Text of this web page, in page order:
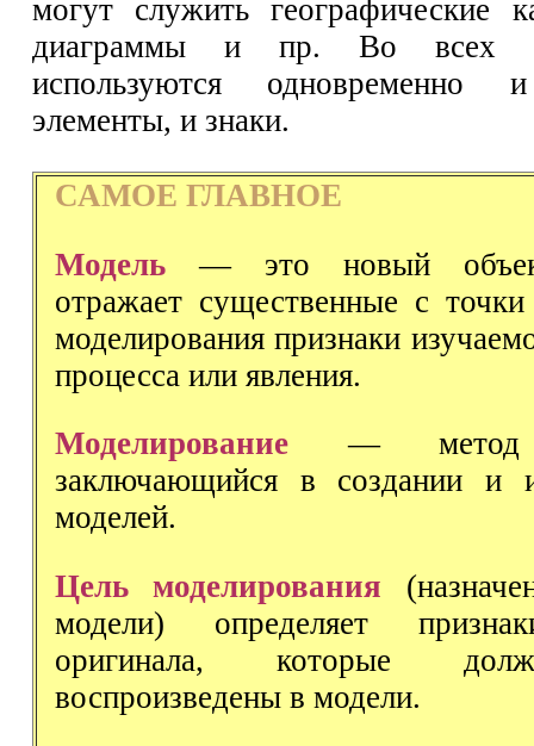
могут служить географические
диаграммы и пр. Во всех
используются одновременно
элементы, и знаки.
САМОЕ ГЛАВНОЕ
Модель — это новый
отражает существенные с
моделирования признаки
процесса или явления.
Моделирование — метод
заключающийся в создании и
моделей.
Цель моделирования
модели) определяет
оригинала, которые
воспроизведены в модели.